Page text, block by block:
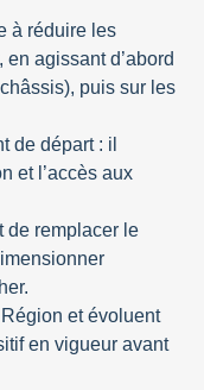
à réduire les
agissant d’abord
puis sur les
de départ : il
et l’accès aux
de remplacer le
et évoluent
en vigueur avant